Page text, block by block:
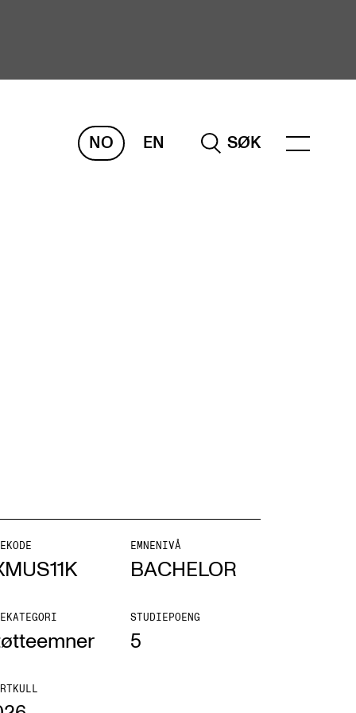
NO EN
SØK
Norges musikkhøgskole
oss
ansatte
ansatte og studenter
EMNENIVÅ
BACHELOR
STUDIEPOENG
5